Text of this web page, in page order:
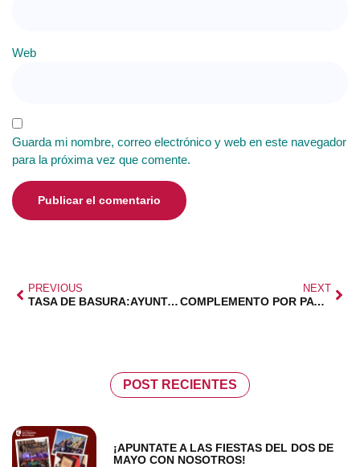
Web
Guarda mi nombre, correo electrónico y web en este navegador
para la próxima vez que comente.
PREVIOUS
TASA DE BASURA:AYUNTAMIENTO MADRID
NEXT
COMPLEMENTO POR PATERNIDAD EN PENSIONES
POST RECIENTES
¡APUNTATE A LAS FIESTAS DEL DOS DE
MAYO CON NOSOTROS!